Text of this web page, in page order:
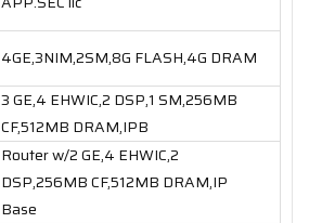
4GE,3NIM,2SM,8G FLASH,4G DRAM
3 GE,4 EHWIC,2 DSP,1 SM,256MB
CF,512MB DRAM,IPB
Router w/2 GE,4 EHWIC,2
DSP,256MB CF,512MB DRAM,IP
Base